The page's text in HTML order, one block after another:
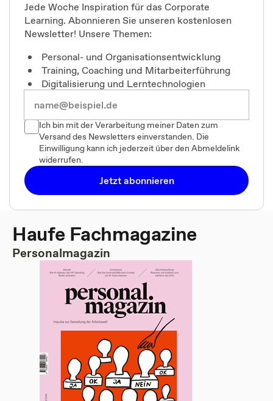
Jede Woche Inspiration für das Corporate
Learning. Abonnieren Sie unseren kostenlosen
Newsletter! Unsere Themen:
Personal- und Organisationsentwicklung
Training, Coaching und Mitarbeiterführung
Digitalisierung und Lerntechnologien
Ich bin mit der Verarbeitung meiner Daten zum
Versand des Newsletters einverstanden. Die
Einwilligung kann ich jederzeit über den Abmeldelink
widerrufen.
Jetzt abonnieren
Haufe Fachmagazine
Personalmagazin